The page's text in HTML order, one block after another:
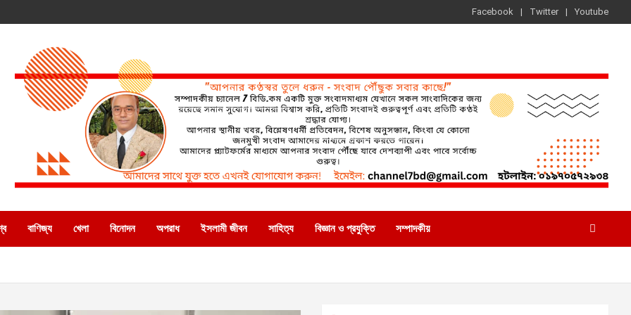
Facebook Twitter Youtube
বাণিজ্য খেলা বিনোদন অপরাধ ইসলামী জীবন সাহিত্য বিজ্ঞান ও প্রযুক্তি সম্পাদকীয়